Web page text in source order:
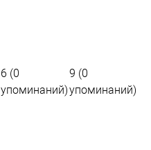
6 (0
упоминаний)
9 (0
упоминаний)